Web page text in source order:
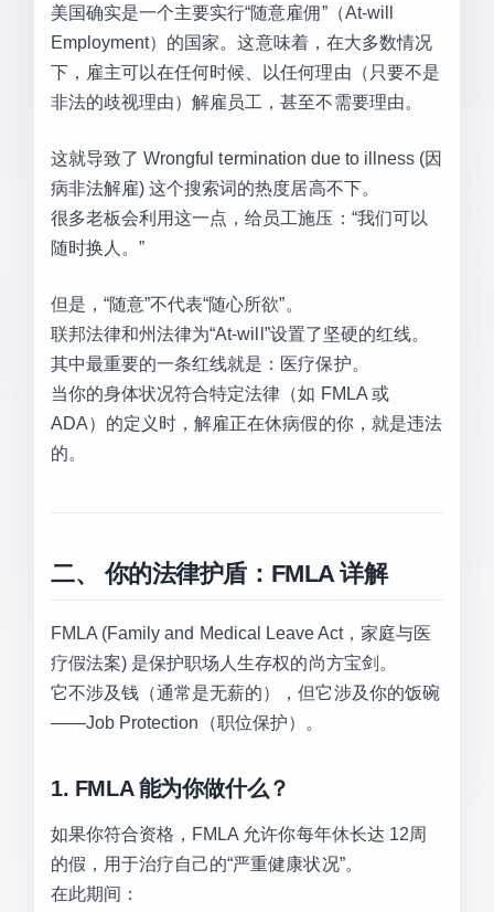
美国确实是一个主要实行“随意雇佣”（At-will
Employment）的国家。这意味着，在大多数情况
下，雇主可以在任何时候、以任何理由（只要不是
非法的歧视理由）解雇员工，甚至不需要理由。
这就导致了 Wrongful termination due to illness (因
病非法解雇) 这个搜索词的热度居高不下。
很多老板会利用这一点，给员工施压：“我们可以
随时换人。”
但是，“随意”不代表“随心所欲”。
联邦法律和州法律为“At-will”设置了坚硬的红线。
其中最重要的一条红线就是：医疗保护。
当你的身体状况符合特定法律（如 FMLA 或
ADA）的定义时，解雇正在休病假的你，就是违法
的。
二、 你的法律护盾：FMLA 详解
FMLA (Family and Medical Leave Act，家庭与医
疗假法案) 是保护职场人生存权的尚方宝剑。
它不涉及钱（通常是无薪的），但它涉及你的饭碗
——Job Protection（职位保护）。
1. FMLA 能为你做什么？
如果你符合资格，FMLA 允许你每年休长达 12周
的假，用于治疗自己的“严重健康状况”。
在此期间：